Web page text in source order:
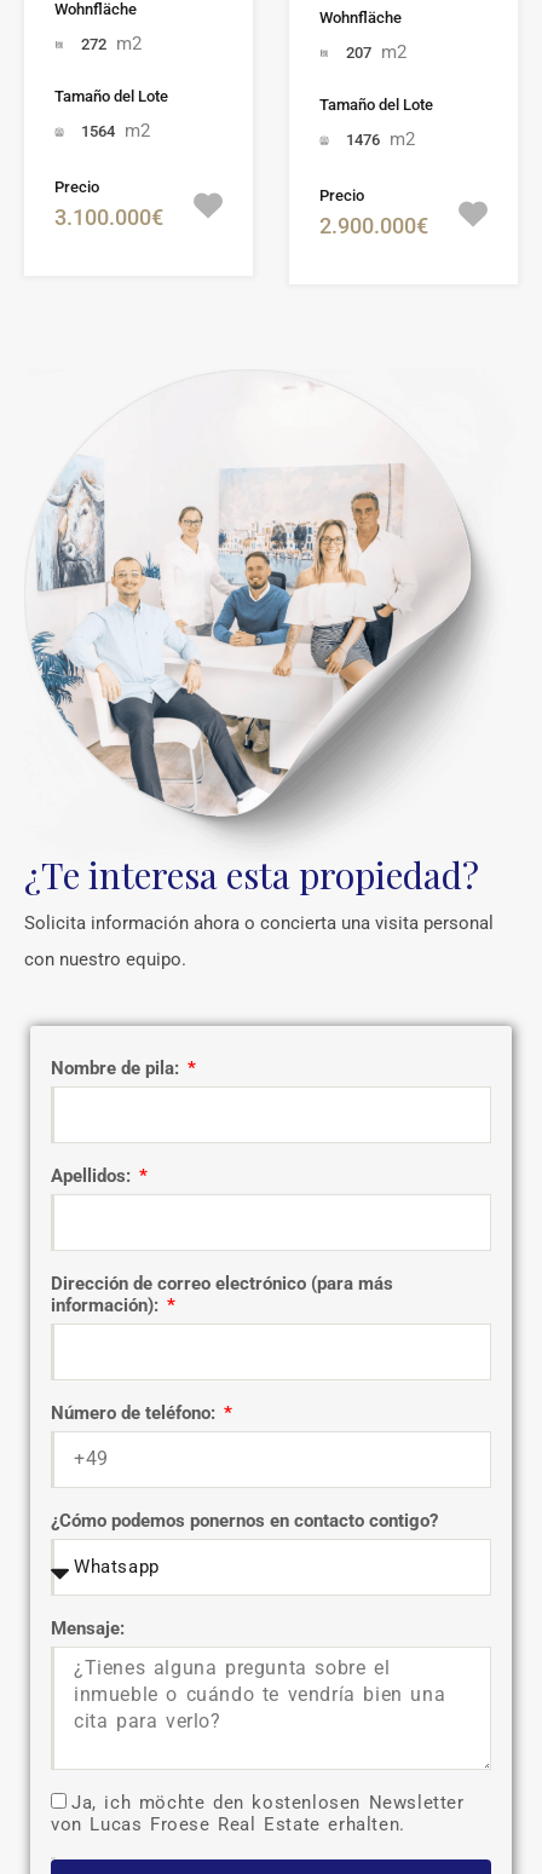
Wohnfläche
272 m2
Tamaño del Lote
1564 m2
Precio
3.100.000€
Wohnfläche
207 m2
Tamaño del Lote
1476 m2
Precio
2.900.000€
¿Te interesa esta propiedad?
Solicita información ahora o concierta una visita personal
con nuestro equipo.
Nombre de pila:
Apellidos:
Dirección de correo electrónico (para más
información):
Número de teléfono:
¿Cómo podemos ponernos en contacto contigo?
Mensaje:
Ja, ich möchte den kostenlosen Newsletter
von Lucas Froese Real Estate erhalten.